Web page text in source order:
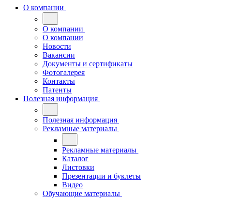
О компании
О компании
О компании
Новости
Вакансии
Документы и сертификаты
Фотогалерея
Контакты
Патенты
Полезная информация
Полезная информация
Рекламные материалы
Рекламные материалы
Каталог
Листовки
Презентации и буклеты
Видео
Обучающие материалы